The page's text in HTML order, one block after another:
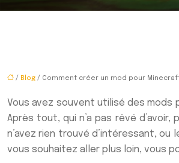
/ Blog / Comment créer un mod pour
Vous avez souvent utilisé des mods
Après tout, qui n’a pas rêvé
n’avez rien trouvé d’intéressant,
vous souhaitez aller plus loin, vous